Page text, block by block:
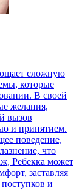
сложную
которые
В своей
желания,
вызов
и принятием.
поведение,
что
Ребекка может
заставляя
поступков и